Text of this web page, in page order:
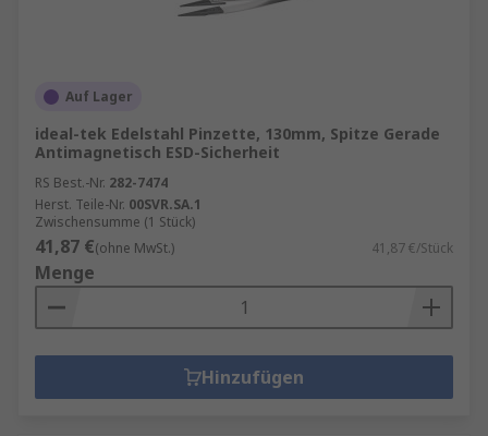
Auf Lager
ideal-tek Edelstahl Pinzette, 130mm, Spitze Gerade
Antimagnetisch ESD-Sicherheit
RS Best.-Nr. 282-7474
Herst. Teile-Nr. 00SVR.SA.1
Zwischensumme (1 Stück)
41,87 €(ohne MwSt.) 41,87 €/Stück
Menge
Hinzufügen